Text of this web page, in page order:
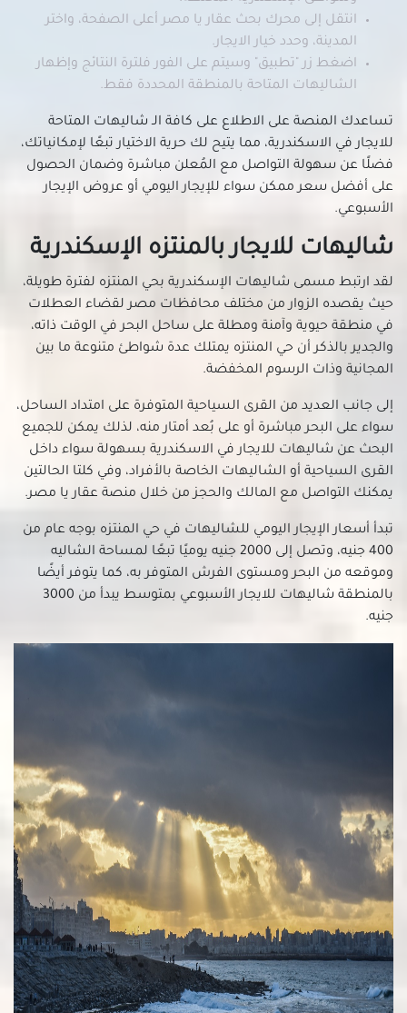
شاليهات للإيجار في جناكليس
شاليهات للإيجار في راس التين
شاليهات للإيجار في زيزينيا
شاليهات للإيجار في سابا باشا
شاليهات للإيجار في سان استيفانو
شاليهات للإيجار في سبورتنج
شاليهات للإيجار في سموحة
شاليهات للإيجار في سيدى بشر
شاليهات للإيجار في شدس
شاليهات للإيجار في غبريال
شاليهات للإيجار في فلمنج
شاليهات للإيجار في فيكتوريا
شاليهات للإيجار في كامب شيزار
شاليهات للإيجار في كرموز
شاليهات للإيجار في كليوباترا
شاليهات للإيجار في كورنيش الإسكندرية
شاليهات للإيجار في كوم الشقافة
شاليهات للإيجار في لوران
شاليهات للإيجار في ميامي
انتقل إلى محرك بحث عقار يا مصر أعلى الصفحة، واختر
المدينة، وحدد خيار الايجار.
اضغط زر "تطبيق" وسيتم على الفور فلترة النتائج وإظهار
الشاليهات المتاحة بالمنطقة المحددة فقط.
تساعدك المنصة على الاطلاع على كافة الـ شاليهات المتاحة
للايجار في الاسكندرية، مما يتيح لك حرية الاختيار تبعًا لإمكانياتك،
فضلًا عن سهولة التواصل مع المُعلن مباشرة وضمان الحصول
على أفضل سعر ممكن سواء للإيجار اليومي أو عروض الإيجار
الأسبوعي.
شاليهات للايجار بالمنتزه الإسكندرية
لقد ارتبط مسمى شاليهات الإسكندرية بحي المنتزه لفترة طويلة،
حيث يقصده الزوار من مختلف محافظات مصر لقضاء العطلات
في منطقة حيوية وآمنة ومطلة على ساحل البحر في الوقت ذاته،
والجدير بالذكر أن حي المنتزه يمتلك عدة شواطئ متنوعة ما بين
المجانية وذات الرسوم المخفضة.
إلى جانب العديد من القرى السياحية المتوفرة على امتداد الساحل،
سواء على البحر مباشرة أو على بُعد أمتار منه، لذلك يمكن للجميع
البحث عن شاليهات للايجار في الاسكندرية بسهولة سواء داخل
القرى السياحية أو الشاليهات الخاصة بالأفراد، وفي كلتا الحالتين
يمكنك التواصل مع المالك والحجز من خلال منصة عقار يا مصر.
تبدأ أسعار الإيجار اليومي للشاليهات في حي المنتزه بوجه عام من
400 جنيه، وتصل إلى 2000 جنيه يوميًا تبعًا لمساحة الشاليه
وموقعه من البحر ومستوى الفرش المتوفر به، كما يتوفر أيضًا
بالمنطقة شاليهات للايجار الأسبوعي بمتوسط يبدأ من 3000
جنيه.